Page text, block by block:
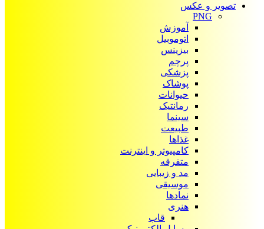
تصویر و عکس
PNG
آموزش
اتوموبیل
بیزینس
پرچم
پزشکی
پوشاک
حیوانات
رمانتیک
سینما
طبیعت
غذاها
کامپیوتر و اینترنت
متفرقه
مد و زیبایی
موسیقی
نمادها
هنری
قاب